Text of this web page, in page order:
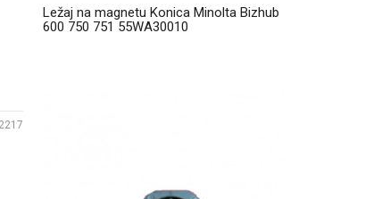
Ležaj na magnetu Konica Minolta Bizhub
600 750 751 55WA30010